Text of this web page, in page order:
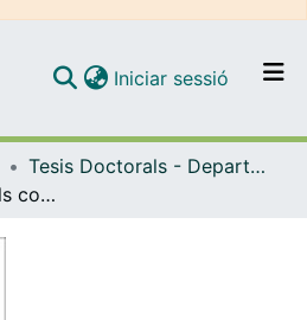
Navega per tot el DD
Iniciar sessió (current)
Tesis Doctorals - Departament - Biologia Vegetal
La flora arvense dels conreus cerealístics de secà: efectes de la intensificació agrícola